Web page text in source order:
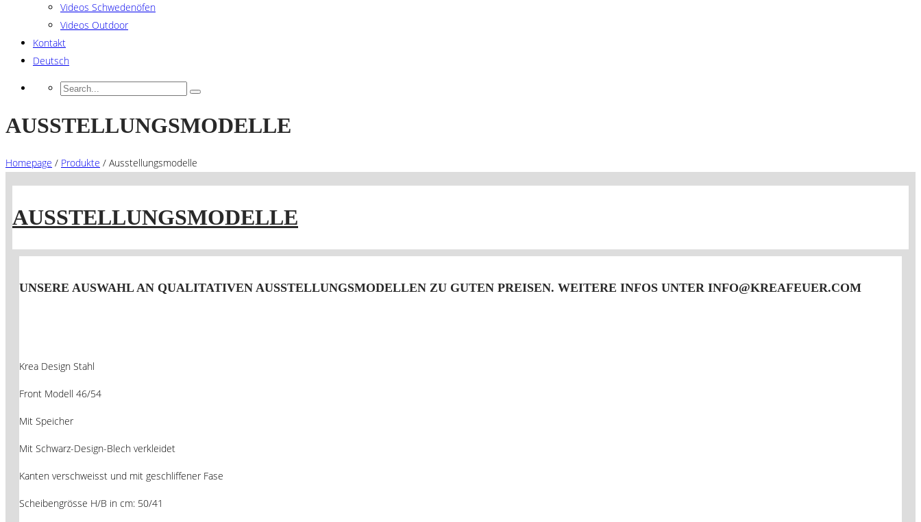
Videos Schwedenöfen
Videos Outdoor
Kontakt
Deutsch
AUSSTELLUNGSMODELLE
Homepage / Produkte / Ausstellungsmodelle
AUSSTELLUNGSMODELLE
UNSERE AUSWAHL AN QUALITATIVEN AUSSTELLUNGSMODELLEN ZU GUTEN PREISEN. WEITERE INFOS UNTER INFO@KREAFEUER.COM
Krea Design Stahl
Front Modell 46/54
Mit Speicher
Mit Schwarz-Design-Blech verkleidet
Kanten verschweisst und mit geschliffener Fase
Scheibengrösse H/B in cm: 50/41